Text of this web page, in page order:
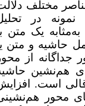
مختلف دلالت
به‌عنوان نمونه در تحلیل
یک متن با
حاشیه و متن یا
از محور
هم‌نشین حاشیه
است. افزایش
محور هم‌نشینی